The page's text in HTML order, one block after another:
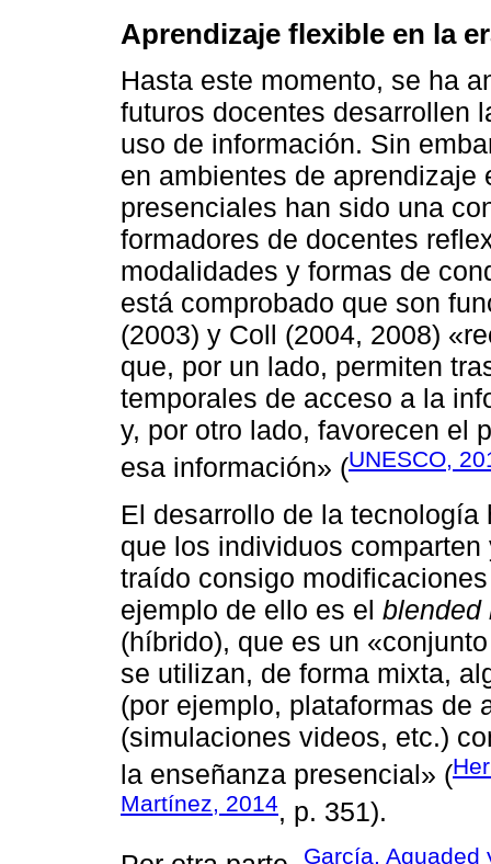
Aprendizaje flexible en la
Hasta este momento, se ha
futuros docentes desarrollen
uso de información. Sin
en ambientes de
presenciales han sido una
formadores de docentes
modalidades y formas de
está comprobado que son
(2003) y Coll (2004, 2008)
que, por un lado, permiten
temporales de acceso a la
y, por otro lado, favorecen el
esa información» (UNESCO,
El desarrollo de la
que los individuos
traído consigo
ejemplo de ello es el blended
(híbrido), que es un
se utilizan, de forma mixta,
(por ejemplo, plataformas de
(simulaciones videos, etc.)
la enseñanza presencial» (
Martínez, 2014, p. 351).
García, Aguaded